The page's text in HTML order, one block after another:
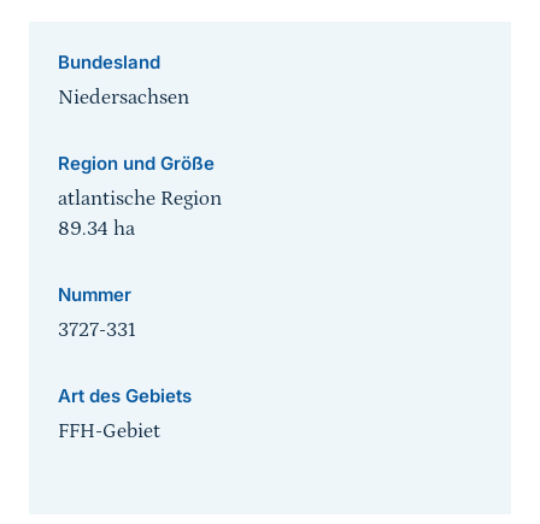
Bundesland
Niedersachsen
Region und Größe
atlantische Region
89.34 ha
Nummer
3727-331
Art des Gebiets
FFH-Gebiet